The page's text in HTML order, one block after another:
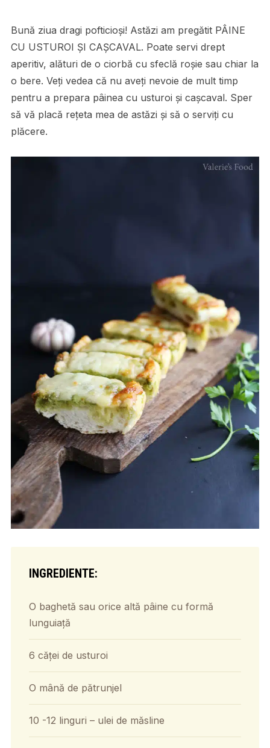
Bună ziua dragi pofticioși! Astăzi am pregătit PÂINE
CU USTUROI ȘI CAȘCAVAL. Poate servi drept
aperitiv, alături de o ciorbă cu sfeclă roșie sau chiar la
o bere. Veți vedea că nu aveți nevoie de mult timp
pentru a prepara pâinea cu usturoi și cașcaval. Sper
să vă placă rețeta mea de astăzi și să o serviți cu
plăcere.
INGREDIENTE:
O baghetă sau orice altă pâine cu formă
lunguiață
6 căței de usturoi
O mână de pătrunjel
10 -12 linguri – ulei de măsline